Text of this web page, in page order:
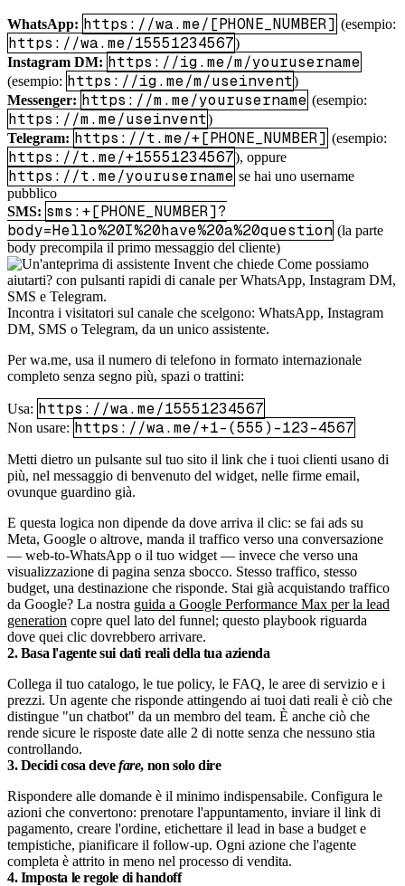
WhatsApp: https://wa.me/[PHONE_NUMBER] (esempio:
https://wa.me/15551234567)
Instagram DM: https://ig.me/m/yourusername
(esempio: https://ig.me/m/useinvent)
Messenger: https://m.me/yourusername (esempio:
https://m.me/useinvent)
Telegram: https://t.me/+[PHONE_NUMBER] (esempio:
https://t.me/+15551234567), oppure
https://t.me/yourusername se hai uno username
pubblico
SMS: sms:+[PHONE_NUMBER]?
body=Hello%20I%20have%20a%20question (la parte
body precompila il primo messaggio del cliente)
Incontra i visitatori sul canale che scelgono: WhatsApp, Instagram
DM, SMS o Telegram, da un unico assistente.
Per wa.me, usa il numero di telefono in formato internazionale
completo senza segno più, spazi o trattini:
Usa: https://wa.me/15551234567
Non usare: https://wa.me/+1-(555)-123-4567
Metti dietro un pulsante sul tuo sito il link che i tuoi clienti usano di
più, nel messaggio di benvenuto del widget, nelle firme email,
ovunque guardino già.
E questa logica non dipende da dove arriva il clic: se fai ads su
Meta, Google o altrove, manda il traffico verso una conversazione
— web-to-WhatsApp o il tuo widget — invece che verso una
visualizzazione di pagina senza sbocco. Stesso traffico, stesso
budget, una destinazione che risponde. Stai già acquistando traffico
da Google? La nostra guida a Google Performance Max per la lead
generation copre quel lato del funnel; questo playbook riguarda
dove quei clic dovrebbero arrivare.
2. Basa l'agente sui dati reali della tua azienda
Collega il tuo catalogo, le tue policy, le FAQ, le aree di servizio e i
prezzi. Un agente che risponde attingendo ai tuoi dati reali è ciò che
distingue "un chatbot" da un membro del team. È anche ciò che
rende sicure le risposte date alle 2 di notte senza che nessuno stia
controllando.
3. Decidi cosa devefare, non solo dire
Rispondere alle domande è il minimo indispensabile. Configura le
azioni che convertono: prenotare l'appuntamento, inviare il link di
pagamento, creare l'ordine, etichettare il lead in base a budget e
tempistiche, pianificare il follow-up. Ogni azione che l'agente
completa è attrito in meno nel processo di vendita.
4. Imposta le regole di handoff